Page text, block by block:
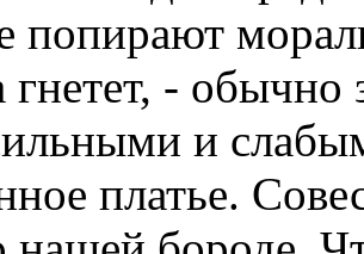
попирают
гнетет, -
и
платье.